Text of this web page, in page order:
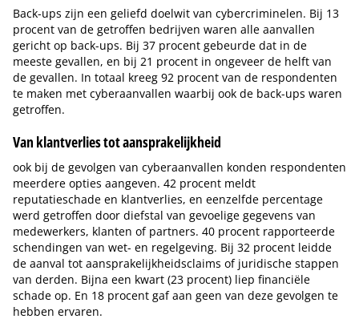
Back-ups zijn een geliefd doelwit van cybercriminelen. Bij 13
procent van de getroffen bedrijven waren alle aanvallen
gericht op back-ups. Bij 37 procent gebeurde dat in de
meeste gevallen, en bij 21 procent in ongeveer de helft van
de gevallen. In totaal kreeg 92 procent van de respondenten
te maken met cyberaanvallen waarbij ook de back-ups waren
getroffen.
Van klantverlies tot aansprakelijkheid
ook bij de gevolgen van cyberaanvallen konden respondenten
meerdere opties aangeven. 42 procent meldt
reputatieschade en klantverlies, en eenzelfde percentage
werd getroffen door diefstal van gevoelige gegevens van
medewerkers, klanten of partners. 40 procent rapporteerde
schendingen van wet- en regelgeving. Bij 32 procent leidde
de aanval tot aansprakelijkheidsclaims of juridische stappen
van derden. Bijna een kwart (23 procent) liep financiële
schade op. En 18 procent gaf aan geen van deze gevolgen te
hebben ervaren.